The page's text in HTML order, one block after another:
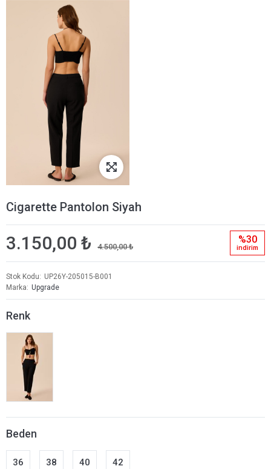
Cigarette Pantolon Siyah
3.150,00 ₺ 4.500,00 ₺
%30
i̇ndi̇ri̇m
Stok Kodu
UP26Y-205015-B001
Marka
Upgrade
Renk
Beden
36 38 40 42